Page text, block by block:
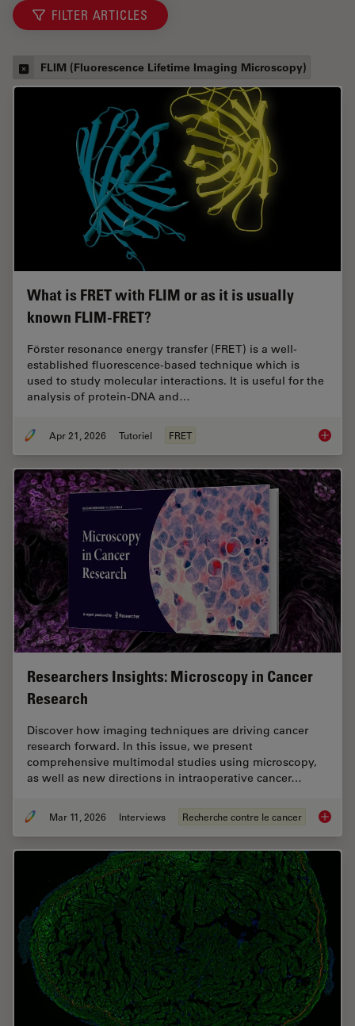
FILTER ARTICLES
FLIM (Fluorescence Lifetime Imaging Microscopy)
What is FRET with FLIM or as it is usually
known FLIM-FRET?
Förster resonance energy transfer (FRET) is a well-
established fluorescence-based technique which is
used to study molecular interactions. It is useful for the
analysis of protein-DNA and…
Apr 21, 2026 Tutoriel FRET What is
Researchers Insights: Microscopy in Cancer
Research
Discover how imaging techniques are driving cancer
research forward. In this issue, we present
comprehensive multimodal studies using microscopy,
as well as new directions in intraoperative cancer…
Mar 11, 2026 Interviews Recherche contre le cancer